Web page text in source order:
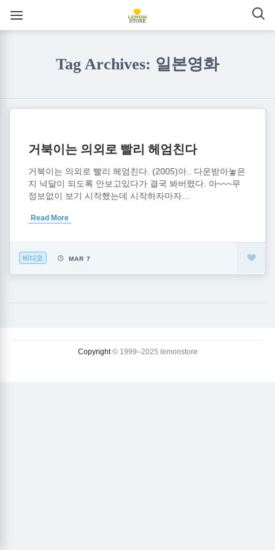
Tag Archives: 일본영화
거북이는 의외로 빨리 헤엄친다
거북이는 의외로 빨리 헤엄친다. (2005)아.. 다운받아놓은
지 넉달이 되도록 안보고있다가 결국 봐버렸다. 아~~~무
정보없이 보기 시작했는데 시작하자마자...
Read More
비디오 MAR 7
Copyright© 1999–2025 lemonstore